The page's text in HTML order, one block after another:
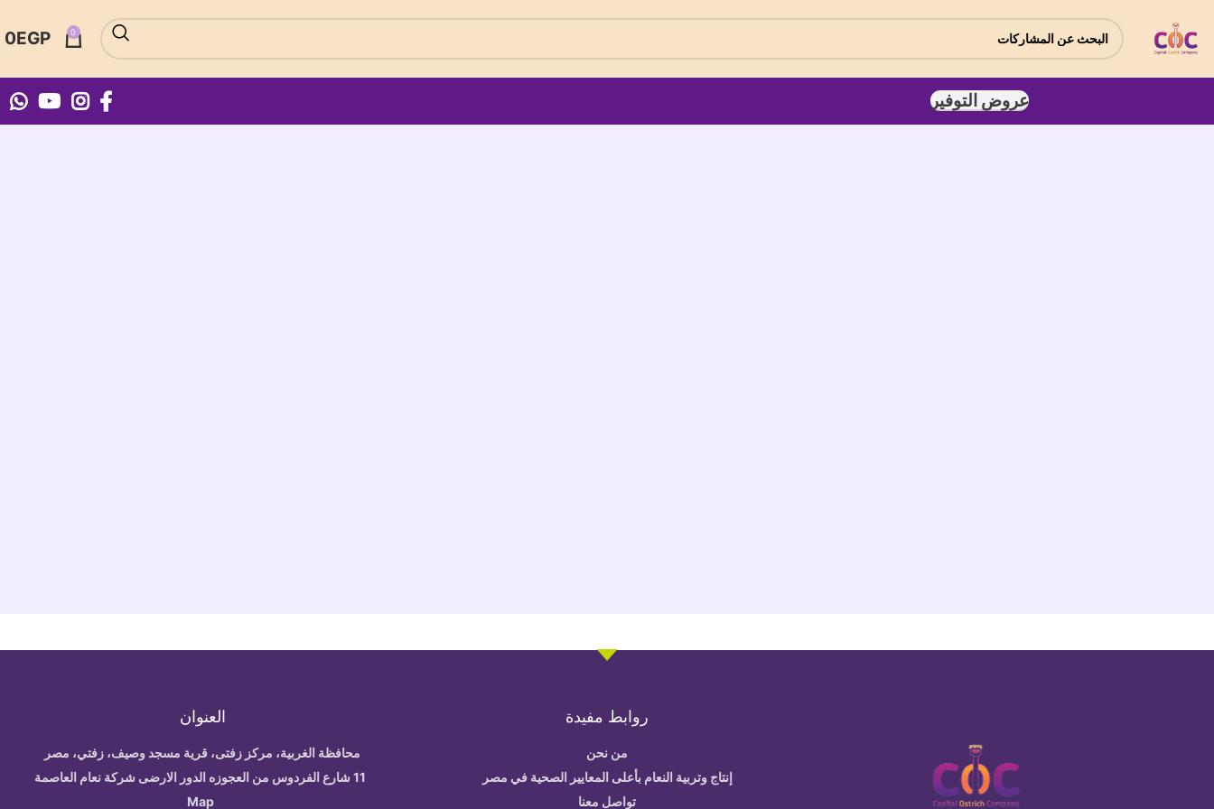
0
0EGP
عروض التوفير
روابط مفيدة
من نحن
إنتاج وتربية النعام بأعلى المعايير الصحية في مصر
تواصل معنا
العنوان
محافظة الغربية، مركز زفتى، قرية مسجد وصيف، زفتي، مصر
11 شارع الفردوس من العجوزه الدور الارضى شركة نعام العاصمة
Map